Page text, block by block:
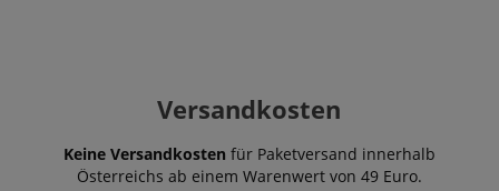
Versandkosten
Keine Versandkosten für Paketversand innerhalb
Österreichs ab einem Warenwert von 49 Euro.